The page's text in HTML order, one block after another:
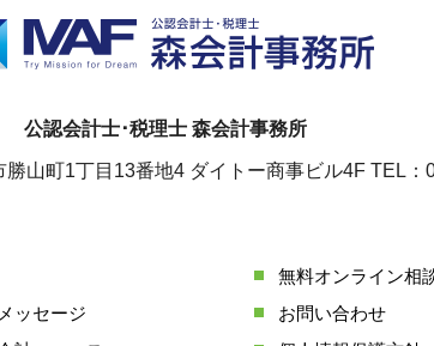
公認会計士･税理士 森会計事務所
勝山町1丁目13番地4 ダイトー商事ビル4F TEL：
ッセージ
無料オンライン相
お問い合わせ